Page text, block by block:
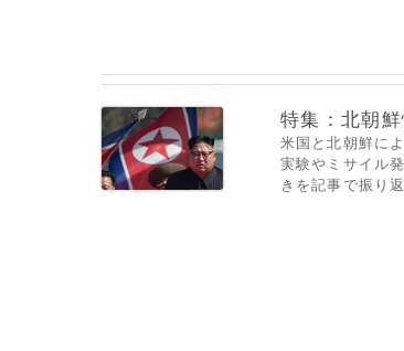
特集：北朝
米国と北朝鮮に
実験やミサイル
きを記事で振り返